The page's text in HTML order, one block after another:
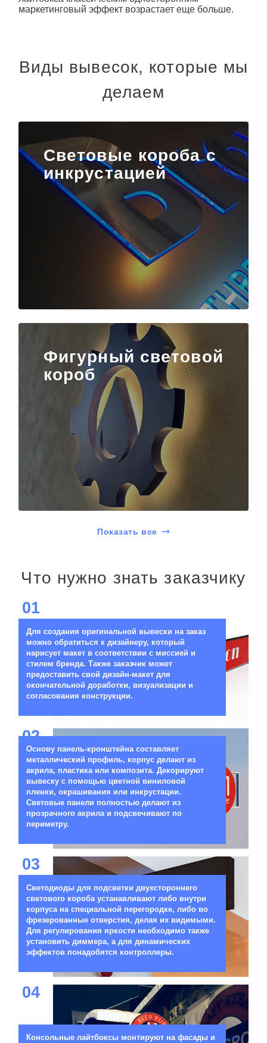
маркетинговый эффект возрастает еще больше.
Виды вывесок, которые мы
делаем
Световые короба с
инкрустацией
Фигурный световой
короб
Показать все
Что нужно знать заказчику
01
Для создания оригинальной вывески на заказ
можно обратиться к дизайнеру, который
нарисует макет в соответствии с миссией и
стилем бренда. Также заказчик может
предоставить свой дизайн-макет для
окончательной доработки, визуализации и
согласования конструкции.
02
Основу панель-кронштейна составляет
металлический профиль, корпус делают из
акрила, пластика или композита. Декорируют
вывеску с помощью цветной виниловой
пленки, окрашивания или инкрустации.
Световые панели полностью делают из
прозрачного акрила и подсвечивают по
периметру.
03
Светодиоды для подсветки двухстороннего
светового короба устанавливают либо внутри
корпуса на специальной перегородке, либо во
фрезерованные отверстия, делая их видимыми.
Для регулирования яркости необходимо также
установить диммера, а для динамических
эффектов понадобятся контроллеры.
04
Консольные лайтбоксы монтируют на фасады и